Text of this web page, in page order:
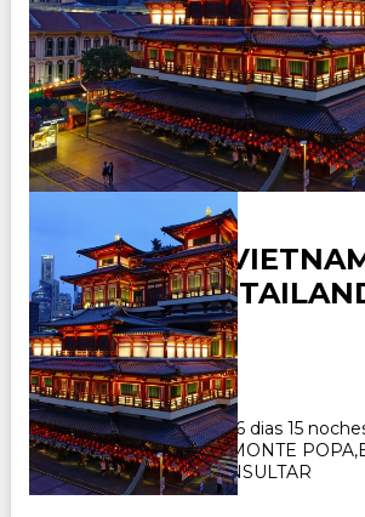
SINGAPUR,
CAMBOYA Y
Duración:
16Días15Noches
Paquete Turistico de 16 dias 15
SINGAPUR,YANGON,MONTE
REAM,BANGKOK CONSULTAR